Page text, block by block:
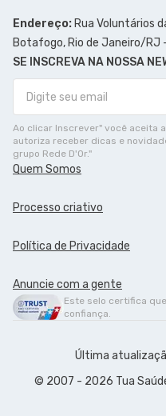
Endereço: Rua Voluntários
Botafogo, Rio de Janeiro/RJ
SE INSCREVA NA NOSSA
Ao clicar Inscrever" você aceita
autoriza receber dicas e
grupo Rede D'Or."
Quem Somos
Processo criativo
Política de Privacidade
Anuncie com a gente
Este selo certifica
confiança.
Última
© 2007 - 2026 Tua